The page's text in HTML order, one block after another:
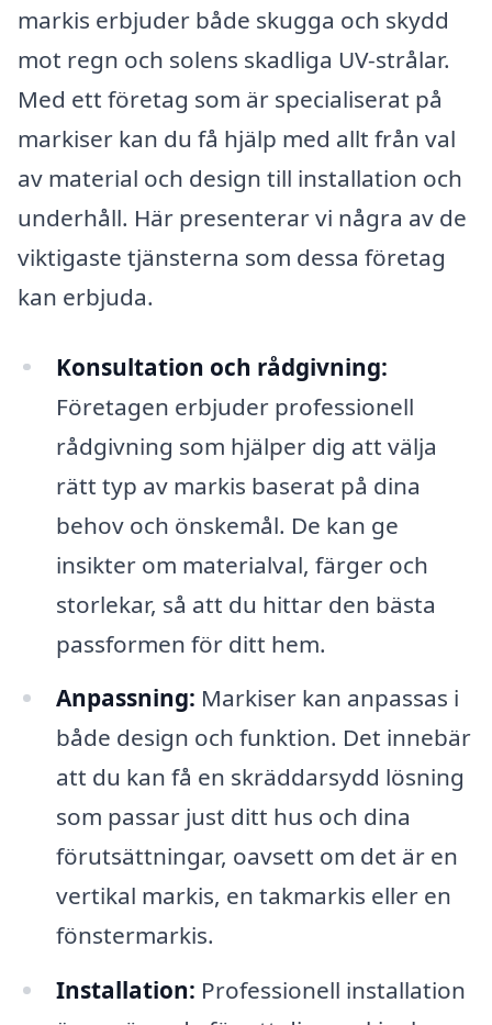
markis erbjuder både skugga och skydd
mot regn och solens skadliga UV-strålar.
Med ett företag som är specialiserat på
markiser kan du få hjälp med allt från val
av material och design till installation och
underhåll. Här presenterar vi några av de
viktigaste tjänsterna som dessa företag
kan erbjuda.
Konsultation och rådgivning:
Företagen erbjuder professionell
rådgivning som hjälper dig att välja
rätt typ av markis baserat på dina
behov och önskemål. De kan ge
insikter om materialval, färger och
storlekar, så att du hittar den bästa
passformen för ditt hem.
Anpassning: Markiser kan anpassas i
både design och funktion. Det innebär
att du kan få en skräddarsydd lösning
som passar just ditt hus och dina
förutsättningar, oavsett om det är en
vertikal markis, en takmarkis eller en
fönstermarkis.
Installation: Professionell installation